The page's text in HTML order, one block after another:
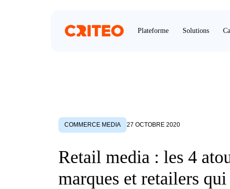
Plateforme Solutions
COMMERCE MEDIA 27 OCTOBRE 2020
Retail media : les 4
marques et retailers